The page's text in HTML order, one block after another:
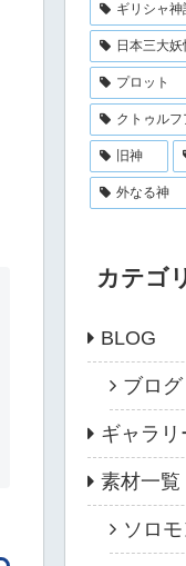
ギリシャ神
日本三大妖
プロット
クトゥルフ
旧神
外なる神
カテゴ
BLOG
ブログ
ギャラリ
素材一覧
ソロ